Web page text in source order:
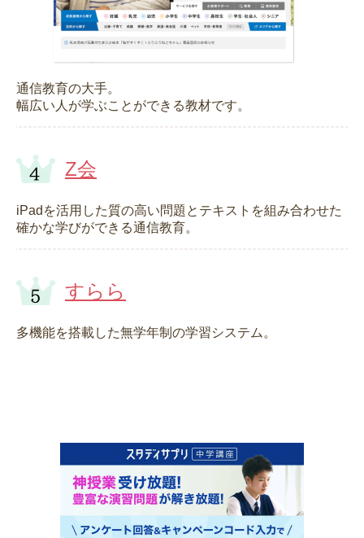
通信教育の大手。
幅広い人が学ぶことができる教材です。
Z会
iPadを活用した質の高い問題とテキストを組み合わせた
確かな学びができる通信教育。
すらら
多機能を搭載した無学年制の学習システム。